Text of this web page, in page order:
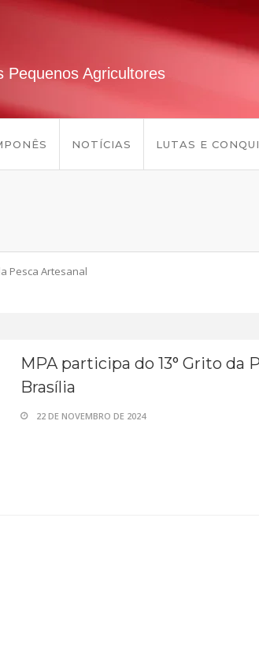
Pequenos Agricultores
NOTÍCIAS LUTAS E
Pesca Artesanal
MPA participa do 13° Grito da
Brasília
22 DE NOVEMBRO DE 2024